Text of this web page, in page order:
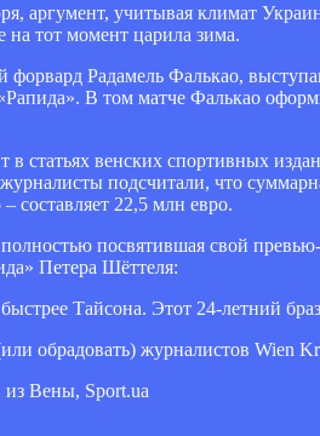
аргумент, учитывая климат
на тот момент царила зима.
Радамель Фалькао,
В том матче Фалькао
статьях венских спортивных
подсчитали, что
составляет 22,5 млн евро.
посвятившая свой
Петера Шёттеля:
Тайсона. Этот 24-летний
обрадовать) журналистов Wien
Вены, Sport.ua